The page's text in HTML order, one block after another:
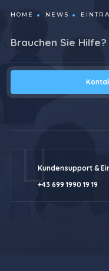
HOME NEWS
Brauchen Sie Hilfe?
Kundensupport &
+43 699 1990 19 19